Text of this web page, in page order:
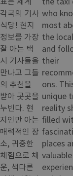
각국의 기사
식당! 현지
정보를 가장
잘 아는 택
시 기사들을
만나고 그들
의 추천을
받아 곳곳을
누빈다. 현
지인만 아는
매력적인 장
소, 귀중한
체험으로 채
운, 색다른
who
most
the
and
their
ons.
unique
reality
filled
places
valuable